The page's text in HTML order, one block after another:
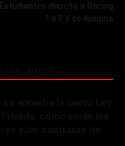
Estudiantes derrotó a Racing
1 a 0 y se ilusiona